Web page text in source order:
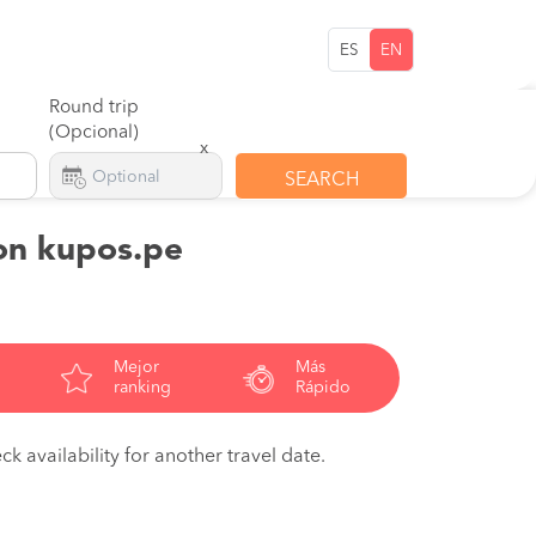
ES EN
Round trip
(Opcional)
x
SEARCH
kupos.pe
Mejor
ranking
Más
Rápido
availability for another travel date.